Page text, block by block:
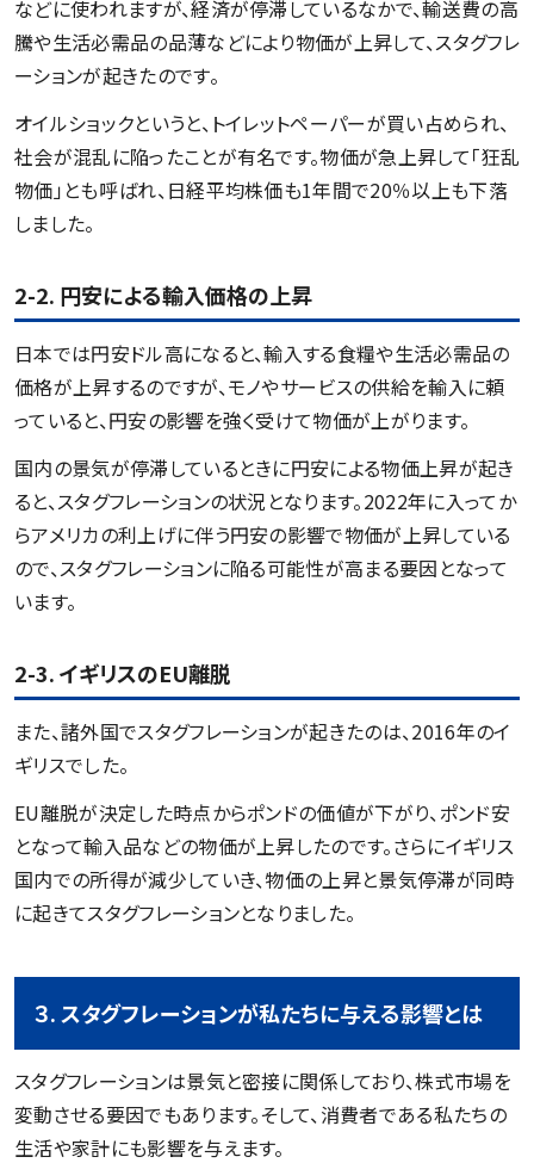
などに使われますが、経済が停滞しているなかで、輸送費の高
騰や生活必需品の品薄などにより物価が上昇して、スタグフレ
ーションが起きたのです。
オイルショックというと、トイレットペーパーが買い占められ、
社会が混乱に陥ったことが有名です。物価が急上昇して「狂乱
物価」とも呼ばれ、日経平均株価も1年間で20％以上も下落
しました。
2-2. 円安による輸入価格の上昇
日本では円安ドル高になると、輸入する食糧や生活必需品の
価格が上昇するのですが、モノやサービスの供給を輸入に頼
っていると、円安の影響を強く受けて物価が上がります。
国内の景気が停滞しているときに円安による物価上昇が起き
ると、スタグフレーションの状況となります。2022年に入ってか
らアメリカの利上げに伴う円安の影響で物価が上昇している
ので、スタグフレーションに陥る可能性が高まる要因となって
います。
2-3. イギリスのEU離脱
また、諸外国でスタグフレーションが起きたのは、2016年のイ
ギリスでした。
EU離脱が決定した時点からポンドの価値が下がり、ポンド安
となって輸入品などの物価が上昇したのです。さらにイギリス
国内での所得が減少していき、物価の上昇と景気停滞が同時
に起きてスタグフレーションとなりました。
３. スタグフレーションが私たちに与える影響とは
スタグフレーションは景気と密接に関係しており、株式市場を
変動させる要因でもあります。そして、消費者である私たちの
生活や家計にも影響を与えます。